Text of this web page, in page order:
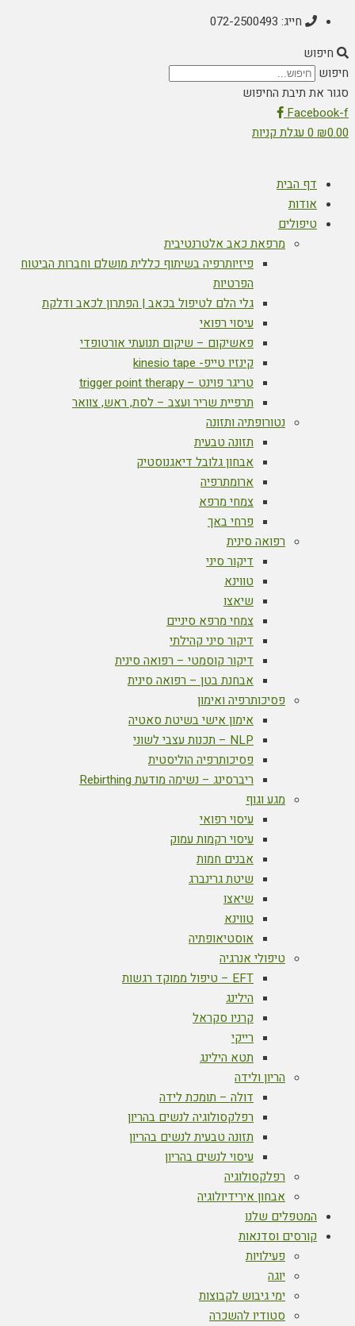
חייג: 072-2500493
חיפוש
חיפוש
סגור את תיבת החיפוש
Facebook-f
₪0.00
0 עגלת קניות
דף הבית
אודות
טיפולים
מרפאת כאב אלטרנטיבית
פיזיותרפיה בשיתוף כללית מושלם וחברות הביטוח
הפרטיות
גלי הלם לטיפול בכאב | הפתרון לכאב ודלקת
עיסוי רפואי
פאשיקום – שיקום תנועתי אורטופדי
קינזיו טייפ- kinesio tape
טריגר פוינט – trigger point therapy
תרפיית שריר ועצב – לסת, ראש, צוואר
נטורופתיה ותזונה
תזונה טבעית
אבחון גלובל דיאגנוסטיק
ארומתרפיה
צמחי מרפא
פרחי באך
רפואה סינית
דיקור סיני
טווינא
שיאצו
צמחי מרפא סיניים
דיקור סיני קהילתי
דיקור קוסמטי – רפואה סינית
אבחנת בטן – רפואה סינית
פסיכותרפיה ואימון
אימון אישי בשיטת סאטיה
NLP – תכנות עצבי לשוני
פסיכותרפיה הוליסטית
ריברסינג – נשימה מודעת Rebirthing
מגע וגוף
עיסוי רפואי
עיסוי רקמות עמוק
אבנים חמות
שיטת גרינברג
שיאצו
טווינא
אוסטיאופתיה
טיפולי אנרגיה
EFT – טיפול ממוקד רגשות
הילינג
קרניו סקראל
רייקי
תטא הילינג
הריון ולידה
דולה – תומכת לידה
רפלקסולוגיה לנשים בהריון
תזונה טבעית לנשים בהריון
עיסוי לנשים בהריון
רפלקסולוגיה
אבחון אירידיולוגיה
המטפלים שלנו
קורסים וסדנאות
פעילויות
יוגה
ימי גיבוש לקבוצות
סטודיו להשכרה